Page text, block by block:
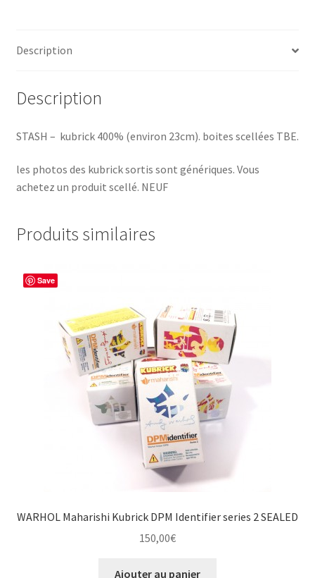
Description
Description
STASH – kubrick 400% (environ 23cm). boites scellées TBE.
les photos des kubrick sortis sont génériques. Vous
achetez un produit scellé. NEUF
Produits similaires
Save
WARHOL Maharishi Kubrick DPM Identifier series 2 SEALED
150,00€
Ajouter au panier